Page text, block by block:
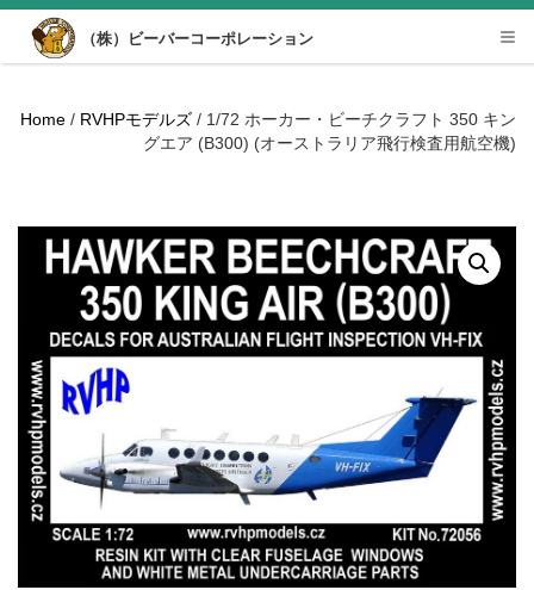
Desktop View
（株）ビーバーコーポレーション
Home / RVHPモデルズ / 1/72 ホーカー・ビーチクラフト 350 キン
グエア (B300) (オーストラリア飛行検査用航空機)